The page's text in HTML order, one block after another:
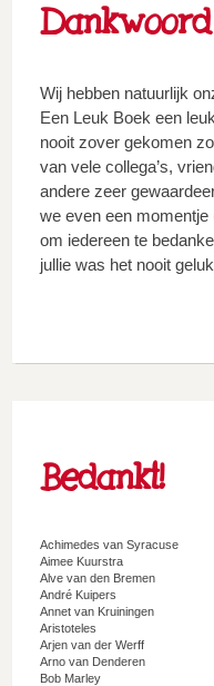
Dankwoord
Wij hebben natuurlijk
Een Leuk Boek een
nooit zover gekomen
van vele collega’s,
andere zeer
we even een
om iedereen te
jullie was het nooit
Bedankt!
Achimedes van Syracuse
Aimee Kuurstra
Alve van den Bremen
André Kuipers
Annet van Kruiningen
Aristoteles
Arjen van der Werff
Arno van Denderen
Bob Marley